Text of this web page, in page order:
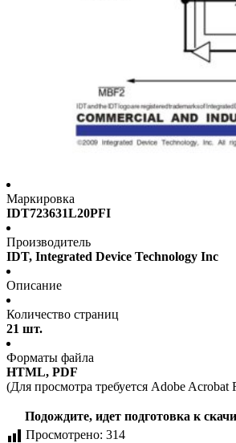
Маркировка
IDT723631L20PFI
Производитель
IDT, Integrated Device Technology Inc
Описание
Количество страниц
21 шт.
Форматы файла
HTML, PDF
(Для просмотра требуется Adobe Acrobat
Подождите, идет подготовка к
Просмотрено: 314